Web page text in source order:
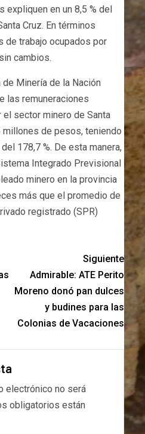
expliquen en un 8,5 % del
Cruz. En términos
de trabajo ocupados por
cambios.
de Minería de la Nación
las remuneraciones
sector minero de Santa
millones de pesos, teniendo
178,7 %. De esta manera,
Integrado Previsional
minero en la provincia
más que el promedio de
registrado (SPR)
Siguiente
Admirable: ATE Perito
Moreno donó pan dulces
y budines para las
Colonias de Vacaciones
electrónico no será
obligatorios están